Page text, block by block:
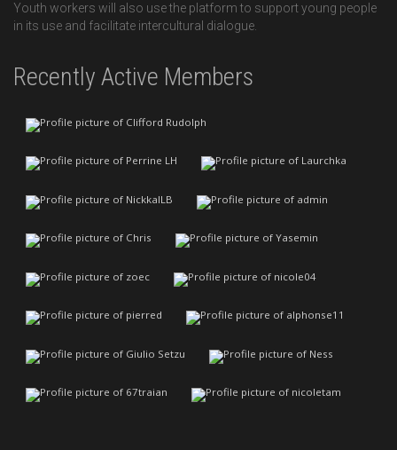
Youth workers will also use the platform to support young people
in its use and facilitate intercultural dialogue.
Recently Active Members